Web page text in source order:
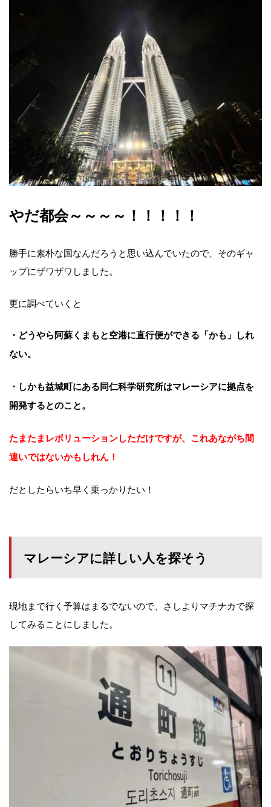
やだ都会～～～～！！！！！
勝手に素朴な国なんだろうと思い込んでいたので、そのギャ
ップにザワザワしました。
更に調べていくと
・どうやら阿蘇くまもと空港に直行便ができる「かも」しれ
ない。
・しかも益城町にある同仁科学研究所はマレーシアに拠点を
開発するとのこと。
たまたまレボリューションしただけですが、これあながち間
違いではないかもしれん！
だとしたらいち早く乗っかりたい！
マレーシアに詳しい人を探そう
現地まで行く予算はまるでないので、さしよりマチナカで探
してみることにしました。